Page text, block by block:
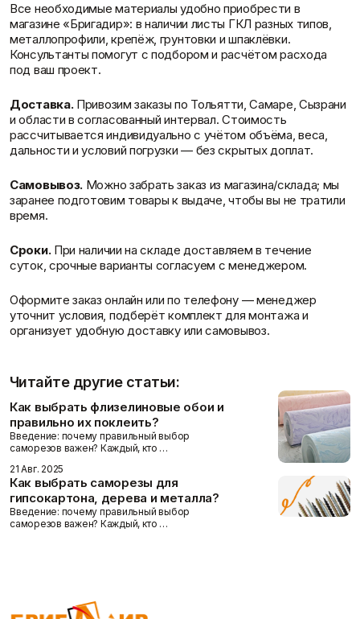
Все необходимые материалы удобно приобрести в
магазине «Бригадир»: в наличии листы ГКЛ разных типов,
металлопрофили, крепёж, грунтовки и шпаклёвки.
Консультанты помогут с подбором и расчётом расхода
под ваш проект.
Доставка.Привозим заказы по Тольятти, Самаре, Сызрани
и области в согласованный интервал. Стоимость
рассчитывается индивидуально с учётом объёма, веса,
дальности и условий погрузки — без скрытых доплат.
Самовывоз. Можно забрать заказ из магазина/склада; мы
заранее подготовим товары к выдаче, чтобы вы не тратили
время.
Сроки.При наличии на складе доставляем в течение
суток, срочные варианты согласуем с менеджером.
Оформите заказ онлайн или по телефону — менеджер
уточнит условия, подберёт комплект для монтажа и
организует удобную доставку или самовывоз.
Читайте другие статьи:
Как выбрать флизелиновые обои и
правильно их поклеить?
Введение: почему правильный выбор
саморезов важен? Каждый, кто …
21 Авг. 2025
Как выбрать саморезы для
гипсокартона, дерева и металла?
Введение: почему правильный выбор
саморезов важен? Каждый, кто …